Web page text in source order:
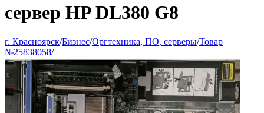
сервер HP DL380 G8
г. Красноярск/Бизнес/Оргтехника, ПО, серверы/Товар
№25838058/